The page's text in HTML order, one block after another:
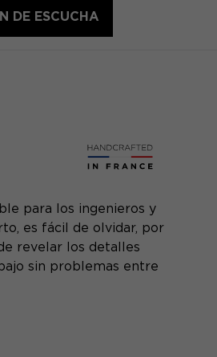
DE ESCUCHA
para los ingenieros y
es fácil de olvidar, por
revelar los detalles
sin problemas entre